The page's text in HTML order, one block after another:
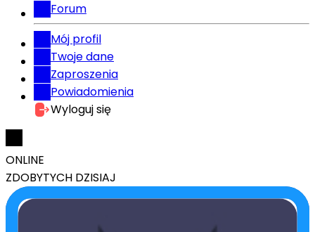
Forum
Mój profil
Twoje dane
Zaproszenia
Powiadomienia
Wyloguj się
ONLINE
ZDOBYTYCH DZISIAJ